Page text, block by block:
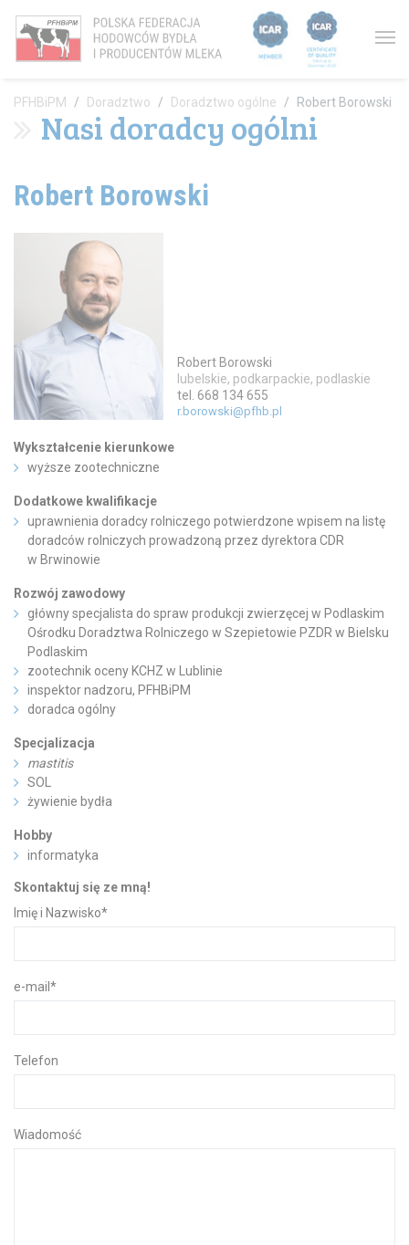
You are here:
PFHBiPM Doradztwo Doradztwo ogólne Robert Borowski
Nasi doradcy ogólni
Robert Borowski
Robert Borowski
lubelskie, podkarpackie, podlaskie
tel. 668 134 655
r.borowski@pfhb.pl
Wykształcenie kierunkowe
wyższe zootechniczne
Dodatkowe kwalifikacje
uprawnienia doradcy rolniczego potwierdzone wpisem na listę
doradców rolniczych prowadzoną przez dyrektora CDR
w Brwinowie
Rozwój zawodowy
główny specjalista do spraw produkcji zwierzęcej w Podlaskim
Ośrodku Doradztwa Rolniczego w Szepietowie PZDR w Bielsku
Podlaskim
zootechnik oceny KCHZ w Lublinie
inspektor nadzoru, PFHBiPM
doradca ogólny
Specjalizacja
mastitis
SOL
żywienie bydła
Hobby
informatyka
Skontaktuj się ze mną!
Imię i Nazwisko*
e-mail *
Telefon
Wiadomość